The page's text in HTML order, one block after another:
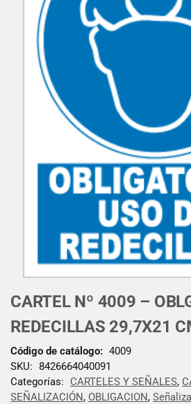
CARTEL Nº 4009 –
REDECILLAS 29,7X21
Código de catálogo: 4009
SKU: 8426664040091
Categorías:
CARTELES Y SEÑALES,
SEÑALIZACIÓN, OBLIGACION,